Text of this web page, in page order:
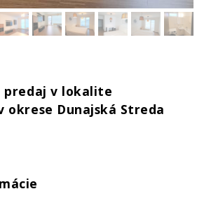
predaj v lokalite
okrese Dunajská Streda